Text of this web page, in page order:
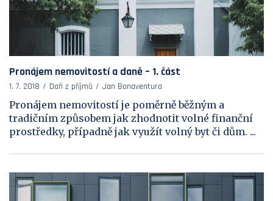
Pronájem nemovitostí a daně – 1. část
1. 7. 2018 Daň z příjmů Jan Bonaventura
Pronájem nemovitostí je poměrně běžným a
tradičním způsobem jak zhodnotit volné finanční
prostředky, případně jak využít volný byt či dům. ...